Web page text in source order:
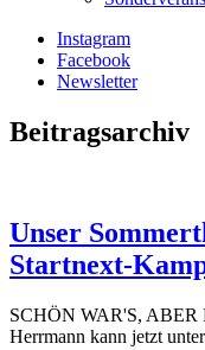
Instagram
Facebook
Newsletter
Beitragsarchiv
Unser
Startnext-
SCHÖN WAR'S,
Herrmann kann jetzt